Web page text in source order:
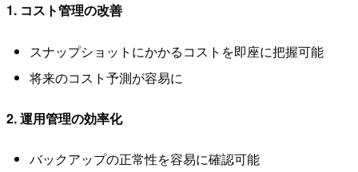
1. コスト管理の改善
スナップショットにかかるコストを即座に把握可能
将来のコスト予測が容易に
2. 運用管理の効率化
バックアップの正常性を容易に確認可能